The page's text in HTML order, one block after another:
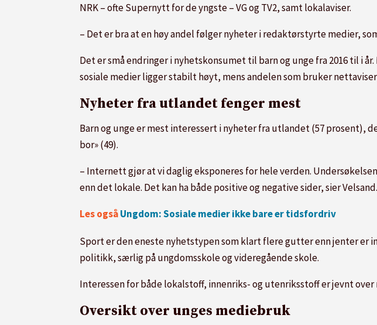
NRK – ofte Supernytt for de yngste – VG og TV2, samt lokalaviser.
– Det er bra at en høy andel følger nyheter i redaktørstyrte medier,
Det er små endringer i nyhetskonsumet til barn og unge fra 2016 til i
sosiale medier ligger stabilt høyt, mens andelen som bruker
Nyheter fra utlandet fenger mest
Barn og unge er mest interessert i nyheter fra utlandet (57 prosent),
bor» (49).
– Internett gjør at vi daglig eksponeres for hele verden.
enn det lokale. Det kan ha både positive og negative sider, sier Velsand.
Les ogsåUngdom: Sosiale medier ikke bare er tidsfordriv
Sport er den eneste nyhetstypen som klart flere gutter enn jenter er
politikk, særlig på ungdomsskole og videregående skole.
Interessen for både lokalstoff, innenriks- og utenriksstoff er jevnt
Oversikt over unges mediebruk